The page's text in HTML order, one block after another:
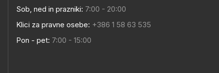
Sob, ned in prazniki: 7:00 - 20:00
Klici za pravne osebe: +386 1 58 63 535
Pon - pet: 7:00 - 15:00